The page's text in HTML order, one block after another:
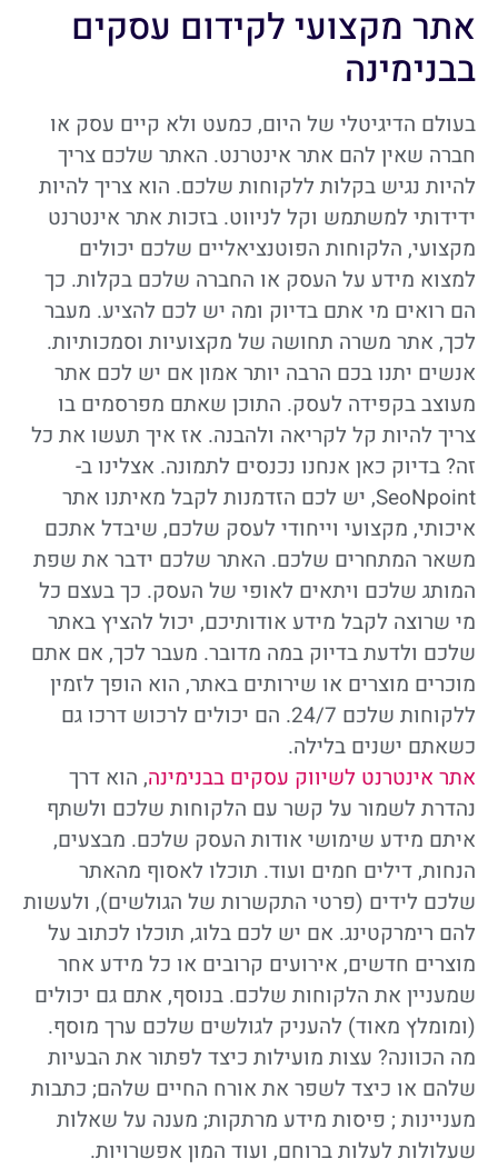
אתר מקצועי לקידום עסקים
בבנימינה
בעולם הדיגיטלי של היום, כמעט ולא קיים עסק או
חברה שאין להם אתר אינטרנט. האתר שלכם צריך
להיות נגיש בקלות ללקוחות שלכם. הוא צריך להיות
ידידותי למשתמש וקל לניווט. בזכות אתר אינטרנט
מקצועי, הלקוחות הפוטנציאליים שלכם יכולים
למצוא מידע על העסק או החברה שלכם בקלות. כך
הם רואים מי אתם בדיוק ומה יש לכם להציע. מעבר
לכך, אתר משרה תחושה של מקצועיות וסמכותיות.
אנשים יתנו בכם הרבה יותר אמון אם יש לכם אתר
מעוצב בקפידה לעסק. התוכן שאתם מפרסמים בו
צריך להיות קל לקריאה ולהבנה. אז איך תעשו את כל
זה? בדיוק כאן אנחנו נכנסים לתמונה. אצלינו ב-
SeoNpoint, יש לכם הזדמנות לקבל מאיתנו אתר
איכותי, מקצועי וייחודי לעסק שלכם, שיבדל אתכם
משאר המתחרים שלכם. האתר שלכם ידבר את שפת
המותג שלכם ויתאים לאופי של העסק. כך בעצם כל
מי שרוצה לקבל מידע אודותיכם, יכול להציץ באתר
שלכם ולדעת בדיוק במה מדובר. מעבר לכך, אם אתם
מוכרים מוצרים או שירותים באתר, הוא הופך לזמין
ללקוחות שלכם 24/7. הם יכולים לרכוש דרכו גם
כשאתם ישנים בלילה.
אתר אינטרנט לשיווק עסקים בבנימינה, הוא דרך
נהדרת לשמור על קשר עם הלקוחות שלכם ולשתף
איתם מידע שימושי אודות העסק שלכם. מבצעים,
הנחות, דילים חמים ועוד. תוכלו לאסוף מהאתר
שלכם לידים (פרטי התקשרות של הגולשים), ולעשות
להם רימרקטינג. אם יש לכם בלוג, תוכלו לכתוב על
מוצרים חדשים, אירועים קרובים או כל מידע אחר
שמעניין את הלקוחות שלכם. בנוסף, אתם גם יכולים
(ומומלץ מאוד) להעניק לגולשים שלכם ערך מוסף.
מה הכוונה? עצות מועילות כיצד לפתור את הבעיות
שלהם או כיצד לשפר את אורח החיים שלהם; כתבות
מעניינות ; פיסות מידע מרתקות; מענה על שאלות
שעלולות לעלות ברוחם, ועוד המון אפשרויות.